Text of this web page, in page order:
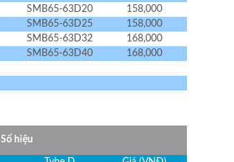
SMB65-63D20
158,000
SMB65-63D25
158,000
SMB65-63D32
168,000
SMB65-63D40
168,000
Số hiệu